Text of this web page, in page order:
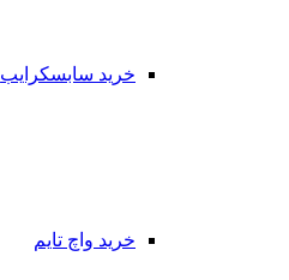
خرید سابسکرایب
خرید واچ تایم